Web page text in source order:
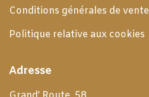
Conditions générales de vente
Politique relative aux cookies
Adresse